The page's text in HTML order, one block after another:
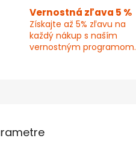
Vernostná zľava 5 %
Získajte až 5% zľavu na
každý nákup s naším
vernostným programom.